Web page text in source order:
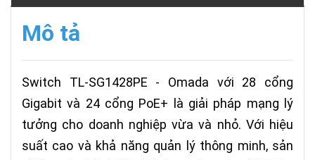
Mô tả
Switch TL-SG1428PE - Omada với 28 cổng
Gigabit và 24 cổng PoE+ là giải pháp mạng lý
tưởng cho doanh nghiệp vừa và nhỏ. Với hiệu
suất cao và khả năng quản lý thông minh, sản